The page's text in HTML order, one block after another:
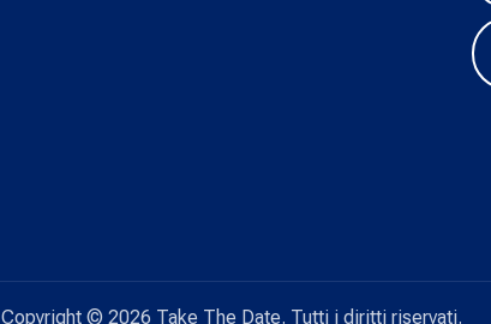
Copyright © 2026 Take The Date. Tutti i diritti riservati.